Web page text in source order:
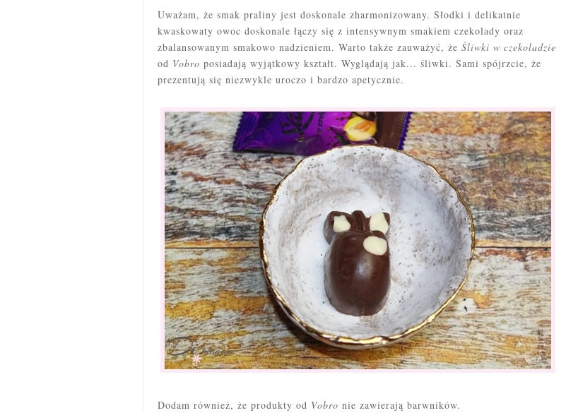
Uważam, że smak praliny jest doskonale zharmonizowany. Słodki i delikatnie
kwaskowaty owoc doskonale łączy się z intensywnym smakiem czekolady oraz
zbalansowanym smakowo nadzieniem. Warto także zauważyć, że Śliwki w czekoladzie
od Vobro posiadają wyjątkowy kształt. Wyglądają jak... śliwki. Sami spójrzcie, że
prezentują się niezwykle uroczo i bardzo apetycznie.
Dodam również, że produkty od Vobro nie zawierają barwników.